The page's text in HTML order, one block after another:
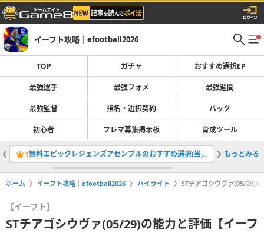
イーフト攻略｜efootball2026
TOP ガチャ おすすめ選択EP
最強選手 最強フォメ 最強週間
最強監督 指名・選択契約 パック
初心者 フレマ募集掲示板 育成ツール
1 無料エピックレジェンズアセンブルのおすすめ選択(当たり)選手ランキングと引き方 2最強選
もっとみる
ホーム イーフト攻略｜efootball2026 ハイライト STチアゴシウヴァ(05/29)
【イーフト】
STチアゴシウヴァ(05/29)の能力と評価【イーフ